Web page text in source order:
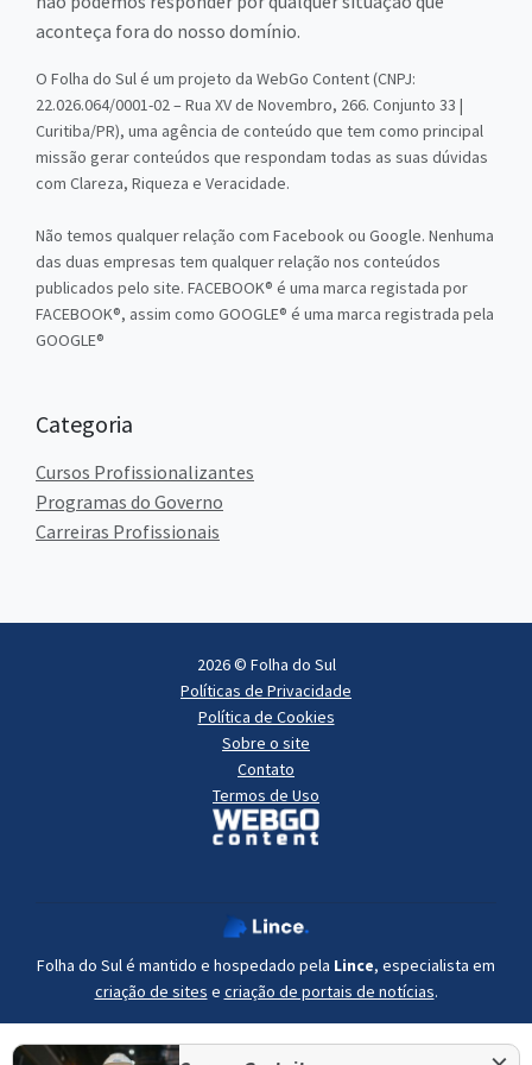
aconteça fora do nosso domínio.
O Folha do Sul é um projeto da WebGo Content (CNPJ:
22.026.064/0001-02 – Rua XV de Novembro, 266. Conjunto 33 |
Curitiba/PR), uma agência de conteúdo que tem como principal
missão gerar conteúdos que respondam todas as suas dúvidas
com Clareza, Riqueza e Veracidade.
Não temos qualquer relação com Facebook ou Google. Nenhuma
das duas empresas tem qualquer relação nos conteúdos
publicados pelo site. FACEBOOK® é uma marca registada por
FACEBOOK®, assim como GOOGLE® é uma marca registrada pela
GOOGLE®
Categoria
Cursos Profissionalizantes
Programas do Governo
Carreiras Profissionais
2026 © Folha do Sul
Políticas de Privacidade
Política de Cookies
Sobre o site
Contato
Termos de Uso
Folha do Sul é mantido e hospedado pela Lince, especialista em
criação de sites e criação de portais de notícias.